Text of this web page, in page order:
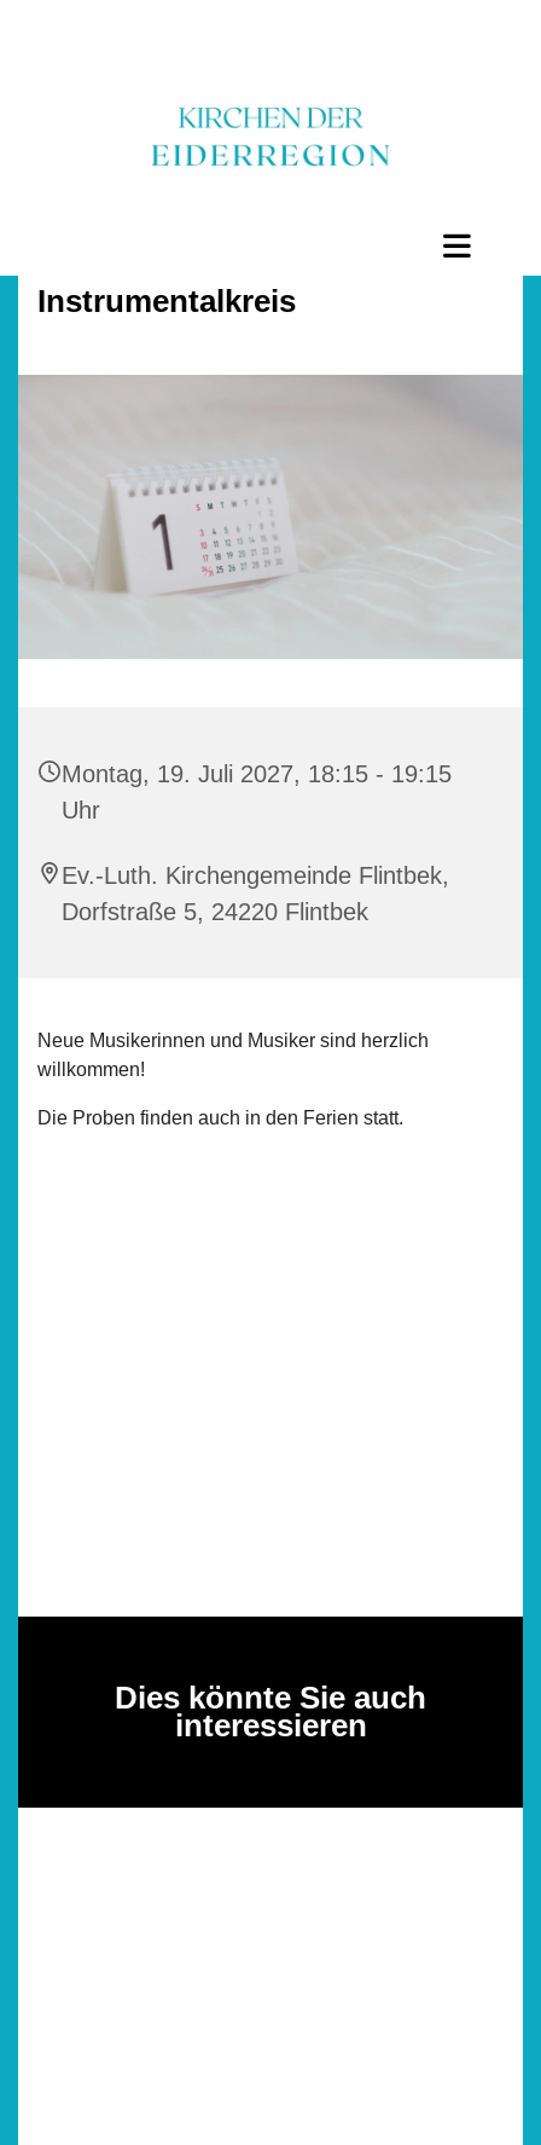
Instrumentalkreis
Montag, 19. Juli 2027, 18:15 - 19:15
Uhr
Ev.-Luth. Kirchengemeinde Flintbek,
Dorfstraße 5, 24220 Flintbek
Neue Musikerinnen und Musiker sind herzlich
willkommen!
Die Proben finden auch in den Ferien statt.
Dies könnte Sie auch
interessieren